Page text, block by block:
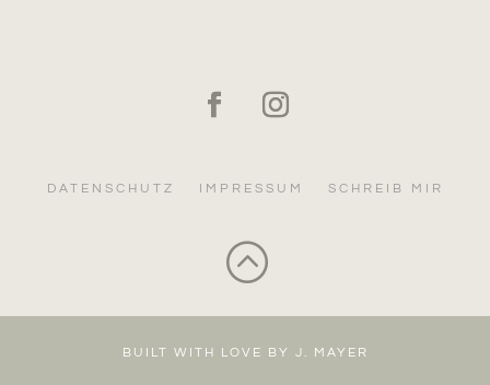
DATENSCHUTZ IMPRESSUM SCHREIB MIR
:
BUILT WITH LOVE BY J. MAYER